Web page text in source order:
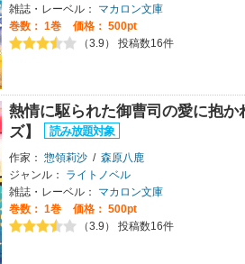
雑誌・レーベル：
マカロン文庫
巻数： 1巻
価格： 500pt
（3.9） 投稿数16件
熱情に駆られた御曹司の愛に抱
ズ】
作家： 惣領莉沙 / 森原八鹿
ジャンル：
ライトノベル
雑誌・レーベル：
マカロン文庫
巻数： 1巻
価格： 500pt
（3.9） 投稿数16件